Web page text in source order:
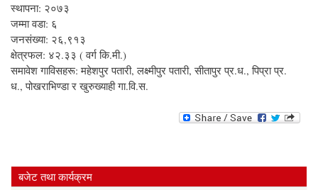
स्थापना: २०७३
जम्मा वडा: ६
जनसंख्या: २६,९१३
क्षेत्रफल: ४२.३३ ( वर्ग कि.मी.)
समावेश गाविसहरू: महेशपुर पतारी, लक्ष्मीपुर पतारी, सीतापुर प्र.ध., पिप्रा प्र.
ध., पोखराभिण्डा र खुरुख्याही गा.वि.स.
बजेट तथा कार्यक्रम